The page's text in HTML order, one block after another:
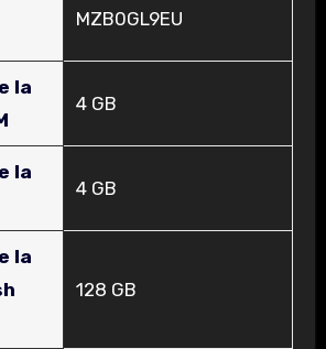
‎MZB0GL9EU
la
‎4 GB
la
‎4 GB
la
‎128 GB